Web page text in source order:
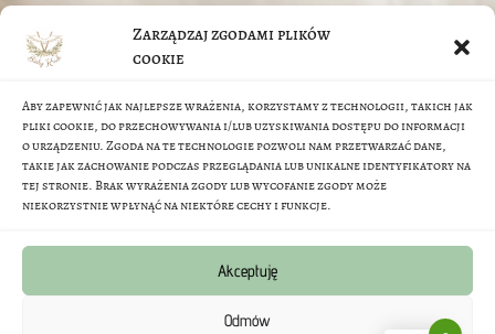
Zarządzaj zgodami plików
cookie
Aby zapewnić jak najlepsze wrażenia, korzystamy z technologii, takich jak
pliki cookie, do przechowywania i/lub uzyskiwania dostępu do informacji
o urządzeniu. Zgoda na te technologie pozwoli nam przetwarzać dane,
takie jak zachowanie podczas przeglądania lub unikalne identyfikatory na
tej stronie. Brak wyrażenia zgody lub wycofanie zgody może
niekorzystnie wpłynąć na niektóre cechy i funkcje.
Akceptuję
Odmów
© J.Jarczyk-Skutnik, M.Skutnik 2026
FAQ
Regulamin sklepu
Metody Płatności